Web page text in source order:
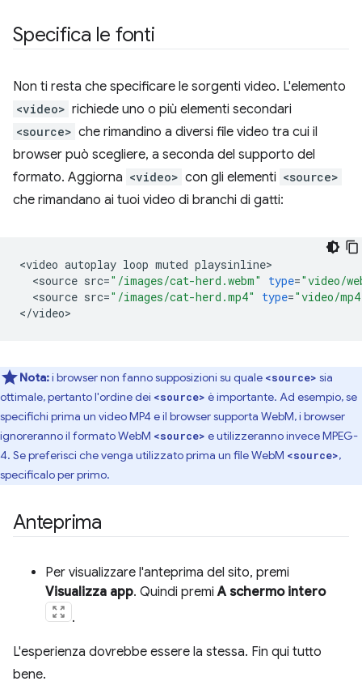
Specifica le fonti
Non ti resta che specificare le sorgenti video. L'elemento
<video> richiede uno o più elementi secondari
<source> che rimandino a diversi file video tra cui il
browser può scegliere, a seconda del supporto del
formato. Aggiorna <video> con gli elementi <source>
che rimandano ai tuoi video di branchi di gatti:
<video autoplay loop muted playsinline
<source src="/images/cat-herd.webm" type="video/
<source src="/images/cat-herd.mp4" type="video/
</video
Nota:i browser non fanno supposizioni su quale <source> sia
ottimale, pertanto l'ordine dei <source> è importante. Ad esempio, se
specifichi prima un video MP4 e il browser supporta WebM, i browser
ignoreranno il formato WebM <source> e utilizzeranno invece MPEG-
4. Se preferisci che venga utilizzato prima un file WebM <source>,
specificalo per primo.
Anteprima
Per visualizzare l'anteprima del sito, premi
Visualizza app. Quindi premiA schermo intero
.
L'esperienza dovrebbe essere la stessa. Fin qui tutto
bene.